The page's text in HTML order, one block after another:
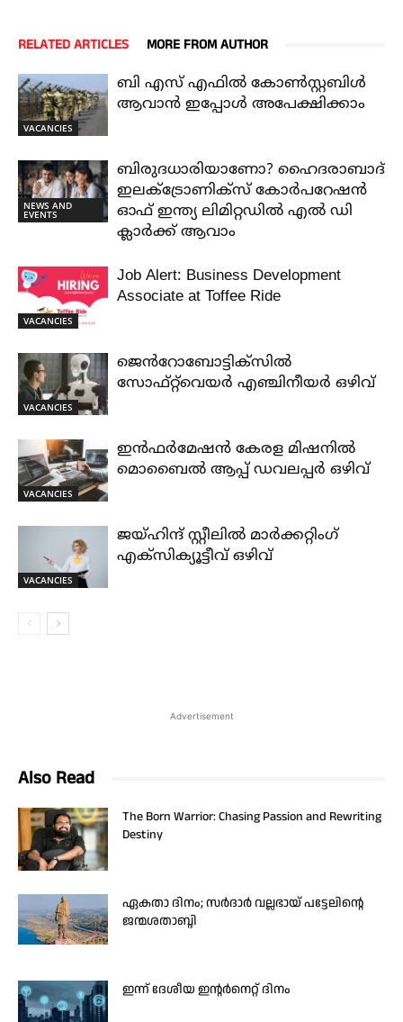
RELATED ARTICLES MORE FROM AUTHOR
VACANCIES
ബി എസ് എഫിൽ കോൺസ്റ്റബിൾ
ആവാൻ ഇപ്പോൾ അപേക്ഷിക്കാം
NEWS AND
EVENTS
ബിരുദധാരിയാണോ? ഹൈദരാബാദ്
ഇലക്ട്രോണിക്സ് കോർപറേഷൻ
ഓഫ് ഇന്ത്യ ലിമിറ്റഡിൽ എൽ ഡി
ക്ലാർക്ക് ആവാം
VACANCIES
Job Alert: Business Development
Associate at Toffee Ride
VACANCIES
ജെൻറോബോട്ടിക്സിൽ
സോഫ്റ്റ്‌വെയർ എഞ്ചിനീയർ ഒഴിവ്
VACANCIES
ഇൻഫർമേഷൻ കേരള മിഷനിൽ
മൊബൈൽ ആപ്പ് ഡവലപ്പർ ഒഴിവ്
VACANCIES
ജയ്‌ഹിന്ദ്‌ സ്റ്റീലിൽ മാർക്കറ്റിംഗ്
എക്സിക്യൂട്ടീവ് ഒഴിവ്
Advertisement
Also Read
The Born Warrior: Chasing Passion and Rewriting
Destiny
ഏകതാ ദിനം; സർദാർ വല്ലഭായ് പട്ടേലിന്റെ
ജന്മശതാബ്ദി
ഇന്ന് ദേശീയ ഇന്റർനെറ്റ് ദിനം